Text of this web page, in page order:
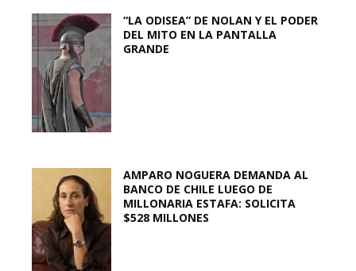
“LA ODISEA” DE NOLAN Y EL PODER
DEL MITO EN LA PANTALLA
GRANDE
AMPARO NOGUERA DEMANDA AL
BANCO DE CHILE LUEGO DE
MILLONARIA ESTAFA: SOLICITA
$528 MILLONES